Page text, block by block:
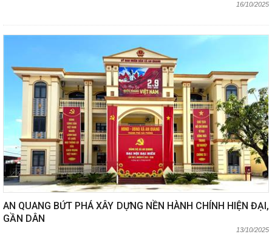
16/10/2025
AN QUANG BỨT PHÁ XÂY DỰNG NỀN HÀNH CHÍNH HIỆN ĐẠI,
GẦN DÂN
13/10/2025